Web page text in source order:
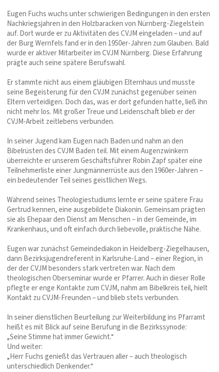
Eugen Fuchs wuchs unter schwierigen Bedingungen in den ersten
Nachkriegsjahren in den Holzbaracken von Nürnberg-Ziegelstein
auf. Dort wurde er zu Aktivitäten des CVJM eingeladen – und auf
der Burg Wernfels fand er in den 1950er-Jahren zum Glauben. Bald
wurde er aktiver Mitarbeiter im CVJM Nürnberg. Diese Erfahrung
prägte auch seine spätere Berufswahl.
Er stammte nicht aus einem gläubigen Elternhaus und musste
seine Begeisterung für den CVJM zunächst gegenüber seinen
Eltern verteidigen. Doch das, was er dort gefunden hatte, ließ ihn
nicht mehr los. Mit großer Treue und Leidenschaft blieb er der
CVJM-Arbeit zeitlebens verbunden.
In seiner Jugend kam Eugen nach Baden und nahm an den
Bibelrüsten des CVJM Baden teil. Mit einem Augenzwinkern
überreichte er unserem Geschäftsführer Robin Zapf später eine
Teilnehmerliste einer Jungmännerrüste aus den 1960er-Jahren –
ein bedeutender Teil seines geistlichen Wegs.
Während seines Theologiestudiums lernte er seine spätere Frau
Gertrud kennen, eine ausgebildete Diakonin. Gemeinsam prägten
sie als Ehepaar den Dienst am Menschen – in der Gemeinde, im
Krankenhaus, und oft einfach durch liebevolle, praktische Nähe.
Eugen war zunächst Gemeindediakon in Heidelberg-Ziegelhausen,
dann Bezirksjugendreferent in Karlsruhe-Land – einer Region, in
der der CVJM besonders stark vertreten war. Nach dem
theologischen Oberseminar wurde er Pfarrer. Auch in dieser Rolle
pflegte er enge Kontakte zum CVJM, nahm am Bibelkreis teil, hielt
Kontakt zu CVJM-Freunden – und blieb stets verbunden.
In seiner dienstlichen Beurteilung zur Weiterbildung ins Pfarramt
heißt es mit Blick auf seine Berufung in die Bezirkssynode:
„Seine Stimme hat immer Gewicht.“
Und weiter:
„Herr Fuchs genießt das Vertrauen aller – auch theologisch
unterschiedlich Denkender.“